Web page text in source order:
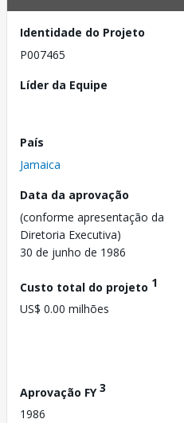
Identidade do Projeto
P007465
Líder da Equipe
País
Jamaica
Data da aprovação
(conforme apresentação da
Diretoria Executiva)
30 de junho de 1986
Custo total do projeto 1
US$ 0.00 milhões
Aprovação FY3
1986